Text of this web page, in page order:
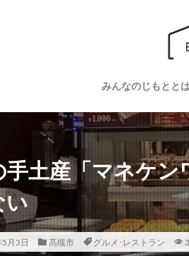
みんなのじもとと
運営会社
プライバシーポ
手土産「マネケ
い
月3日 高槻市 グルメ･レストラン